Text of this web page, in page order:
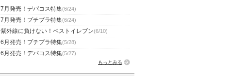
7月発売！デパコス特集(6/24)
7月発売！プチプラ特集(6/24)
紫外線に負けない！ベストイレブン(6/10)
6月発売！プチプラ特集(5/28)
6月発売！デパコス特集(5/27)
もっとみる